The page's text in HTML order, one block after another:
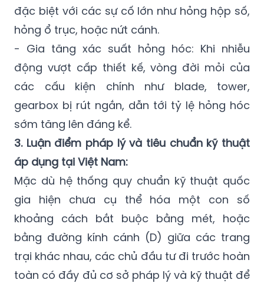
đặc biệt với các sự cố lớn như hỏng hộp số,
hỏng ổ trục, hoặc nứt cánh.
- Gia tăng xác suất hỏng hóc: Khi nhiễu
động vượt cấp thiết kế, vòng đời mỏi của
các cấu kiện chính như blade, tower,
gearbox bị rút ngắn, dẫn tới tỷ lệ hỏng hóc
sớm tăng lên đáng kể.
3. Luận điểm pháp lý và tiêu chuẩn kỹ thuật
áp dụng tại Việt Nam:
Mặc dù hệ thống quy chuẩn kỹ thuật quốc
gia hiện chưa cụ thể hóa một con số
khoảng cách bắt buộc bằng mét, hoặc
bằng đường kính cánh (D) giữa các trang
trại khác nhau, các chủ đầu tư đi trước hoàn
toàn có đầy đủ cơ sở pháp lý và kỹ thuật để